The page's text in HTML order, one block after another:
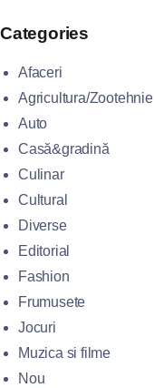
Categories
Afaceri
Agricultura/Zootehnie
Auto
Casă&gradină
Culinar
Cultural
Diverse
Editorial
Fashion
Frumusete
Jocuri
Muzica si filme
Nou